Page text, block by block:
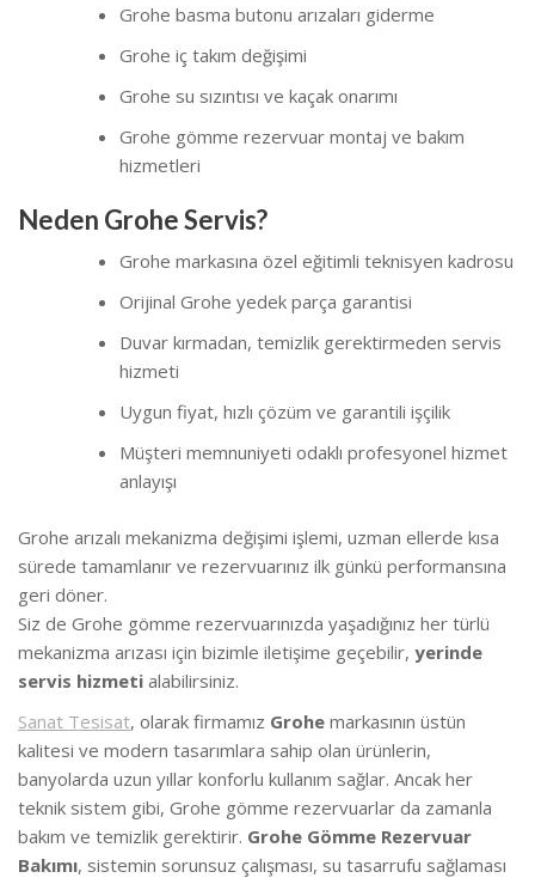
Grohe basma butonu arızaları giderme
Grohe iç takım değişimi
Grohe su sızıntısı ve kaçak onarımı
Grohe gömme rezervuar montaj ve bakım
hizmetleri
Neden Grohe Servis?
Grohe markasına özel eğitimli teknisyen kadrosu
Orijinal Grohe yedek parça garantisi
Duvar kırmadan, temizlik gerektirmeden servis
hizmeti
Uygun fiyat, hızlı çözüm ve garantili işçilik
Müşteri memnuniyeti odaklı profesyonel hizmet
anlayışı
Grohe arızalı mekanizma değişimi işlemi, uzman ellerde kısa
sürede tamamlanır ve rezervuarınız ilk günkü performansına
geri döner.
Siz de Grohe gömme rezervuarınızda yaşadığınız her türlü
mekanizma arızası için bizimle iletişime geçebilir, yerinde
servis hizmeti alabilirsiniz.
Sanat Tesisat, olarak firmamız Grohe markasının üstün
kalitesi ve modern tasarımlara sahip olan ürünlerin,
banyolarda uzun yıllar konforlu kullanım sağlar. Ancak her
teknik sistem gibi, Grohe gömme rezervuarlar da zamanla
bakım ve temizlik gerektirir. Grohe Gömme Rezervuar
Bakımı, sistemin sorunsuz çalışması, su tasarrufu sağlaması